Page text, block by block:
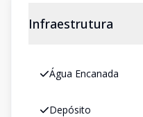
Infraestrutura
Água Encanada
Depósito